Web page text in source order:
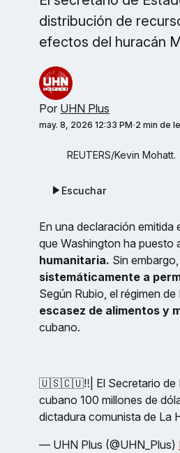
distribución de
efectos del huracán
Por UHN Plus
may. 8, 2026 12:33 PM 2 min de
REUTERS/Kevin Mohatt.
Escuchar
En una declaración emitida
que Washington ha puesto
humanitaria. Sin
sistemáticamente a
Según Rubio, el régimen
escasez de alimentos y
cubano.
🇺🇸🇨🇺‼️| El Secretario de
cubano 100 millones de
dictadura comunista de La
— UHN Plus (@UHN_Plus)